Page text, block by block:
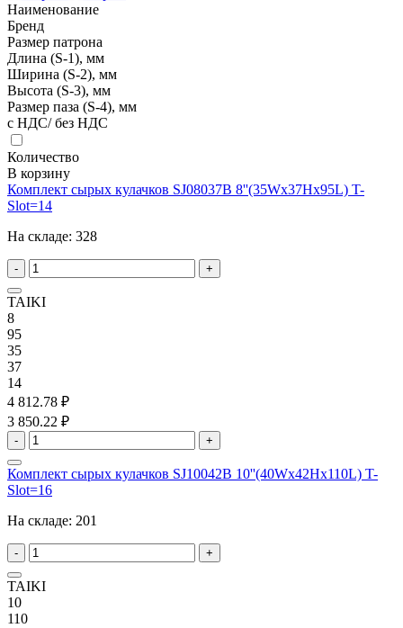
Наименование
Бренд
Размер патрона
Длина (S-1), мм
Ширина (S-2), мм
Высота (S-3), мм
Размер паза (S-4), мм
с НДС/ без НДС
Количество
В корзину
Комплект сырых кулачков SJ08037B 8''(35Wx37Hx95L) T-
Slot=14
На складе: 328
- +
TAIKI
8
95
35
37
14
4 812.78 ₽
3 850.22 ₽
- +
Комплект сырых кулачков SJ10042B 10''(40Wx42Hx110L) T-
Slot=16
На складе: 201
- +
TAIKI
10
110